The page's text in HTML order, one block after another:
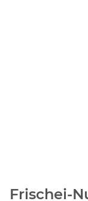
Frischei-